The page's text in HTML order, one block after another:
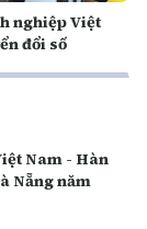
nghiệp Việt
đổi số
Nam - Hàn
Nẵng năm